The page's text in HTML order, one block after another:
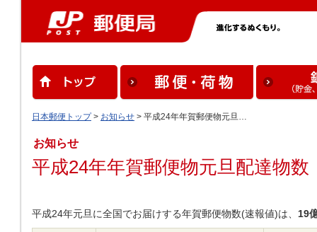
日本郵便トップ> お知らせ > 平成24年年賀郵便物元旦…
お知らせ
平成24年年賀郵便物元旦配達物数
平成24年元旦に全国でお届けする年賀郵便物数(速報値)は、 19